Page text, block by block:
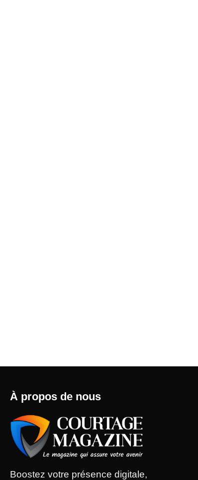
À propos de nous
Boostez votre présence digitale,